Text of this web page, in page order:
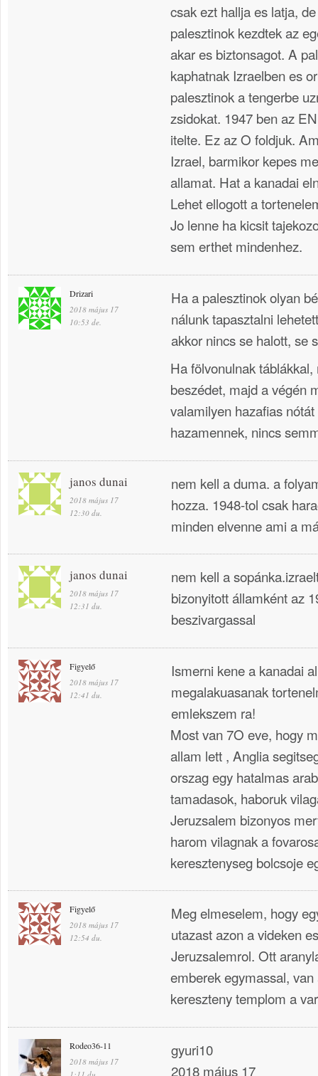
csak ezt hallja es latja,
palesztinok kezdtek az
akar es biztonsagot. A
kaphatnak Izraelben es
palesztinok a tengerbe
zsidokat. 1947 ben az
itelte. Ez az O foldjuk.
Izrael, barmikor kepes
allamat. Hat a kanadai
Lehet ellogott a
Jo lenne ha kicsit
sem erthet mindenhez.
Drizari
2018 május 17
10:53 de.
Ha a palesztinok olyan
nálunk tapasztalni
akkor nincs se halott, se
Ha fölvonulnak
beszédet, majd a végén
valamilyen hazafias
hazamennek, nincs
janos dunai
2018 május 17
12:30 du.
nem kell a duma. a
hozza. 1948-tol csak
minden elvenne ami a
janos dunai
2018 május 17
12:31 du.
nem kell a
bizonyitott államként az
beszivargassal
Figyelő
2018 május 17
12:41 du.
Ismerni kene a kanadai
megalakuasanak
emlekszem ra!
Most van 7O eve, hogy
allam lett , Anglia
orszag egy hatalmas
tamadasok, haboruk
Jeruzsalem bizonyos
harom vilagnak a
keresztenyseg bolcsoje
Figyelő
2018 május 17
12:54 du.
Meg elmeselem, hogy
utazast azon a videken
Jeruzsalemrol. Ott
emberek egymassal,
kereszteny templom a
Rodeo36-11
2018 május 17
gyuri10
2018 május 17